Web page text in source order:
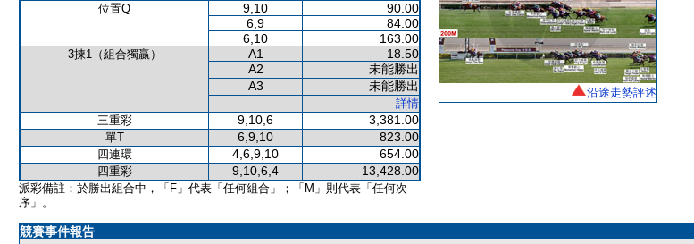
位置Q 9,10
90.00
6,9
84.00
6,10
163.00
3揀1（組合獨贏） A1
18.50
A2
未能勝出
A3
未能勝出
詳情
三重彩
9,10,6 3,381.00
單T 6,9,10 823.00
四連環 4,6,9,10 654.00
四重彩 9,10,6,4 13,428.00
派彩備註：於勝出組合中，「F」代表「任何組合」；「M」則代表「任何次
序」。
沿途走勢評述
競賽事件報告